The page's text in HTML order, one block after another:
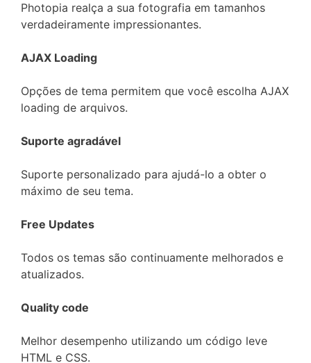
Photopia realça a sua fotografia em tamanhos
verdadeiramente impressionantes.
AJAX Loading
Opções de tema permitem que você escolha AJAX
loading de arquivos.
Suporte agradável
Suporte personalizado para ajudá-lo a obter o
máximo de seu tema.
Free Updates
Todos os temas são continuamente melhorados e
atualizados.
Quality code
Melhor desempenho utilizando um código leve
HTML e CSS.